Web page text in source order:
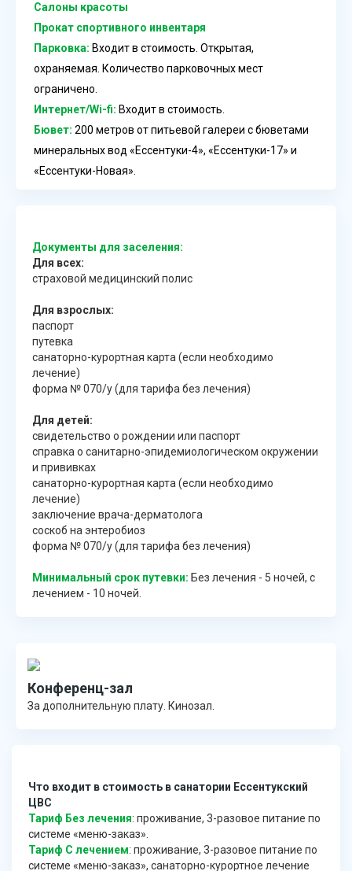
Салоны красоты
Прокат спортивного инвентаря
Парковка: Входит в стоимость. Открытая,
охраняемая. Количество парковочных мест
ограничено.
Интернет/Wi-fi: Входит в стоимость.
Бювет: 200 метров от питьевой галереи с бюветами
минеральных вод «Ессентуки-4», «Ессентуки-17» и
«Ессентуки-Новая».
Документы для заселения:
Для всех:
страховой медицинский полис
Для взрослых:
паспорт
путевка
санаторно-курортная карта (если необходимо
лечение)
форма № 070/у (для тарифа без лечения)
Для детей:
свидетельство о рождении или паспорт
справка о санитарно-эпидемиологическом окружении
и прививках
санаторно-курортная карта (если необходимо
лечение)
заключение врача-дерматолога
соскоб на энтеробиоз
форма № 070/у (для тарифа без лечения)
Минимальный срок путевки: Без лечения - 5 ночей, с
лечением - 10 ночей.
Конференц-зал
За дополнительную плату. Кинозал.
Что входит в стоимость в санатории Ессентукский
ЦВС
Тариф Без лечения: проживание, 3-разовое питание по
системе «меню-заказ».
Тариф С лечением: проживание, 3-разовое питание по
системе «меню-заказ», санаторно-курортное лечение